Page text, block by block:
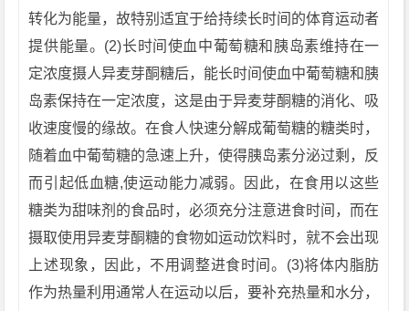
转化为能量，故特别适宜于给持续长时间的体育运动者
提供能量。(2)长时间使血中葡萄糖和胰岛素维持在一
定浓度摄人异麦芽酮糖后，能长时间使血中葡萄糖和胰
岛素保持在一定浓度，这是由于异麦芽酮糖的消化、吸
收速度慢的缘故。在食人快速分解成葡萄糖的糖类时，
随着血中葡萄糖的急速上升，使得胰岛素分泌过剩，反
而引起低血糖,使运动能力减弱。因此，在食用以这些
糖类为甜味剂的食品时，必须充分注意进食时间，而在
摄取使用异麦芽酮糖的食物如运动饮料时，就不会出现
上述现象，因此，不用调整进食时间。(3)将体内脂肪
作为热量利用通常人在运动以后，要补充热量和水分，